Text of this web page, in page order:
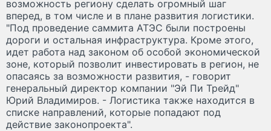
возможность региону сделать огромный шаг
вперед, в том числе и в плане развития логистики.
"Под проведение саммита АТЭС были построены
дороги и остальная инфраструктура. Кроме этого,
идет работа над законом об особой экономической
зоне, который позволит инвестировать в регион, не
опасаясь за возможности развития, - говорит
генеральный директор компании "Эй Пи Трейд"
Юрий Владимиров. - Логистика также находится в
списке направлений, которые попадают под
действие законопроекта".